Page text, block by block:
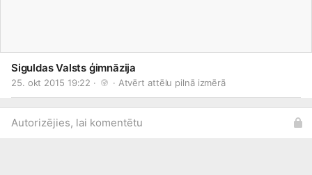
Siguldas Valsts ģimnāzija
25. okt 2015 19:22 · · Atvērt attēlu pilnā izmērā
Autorizējies, lai komentētu